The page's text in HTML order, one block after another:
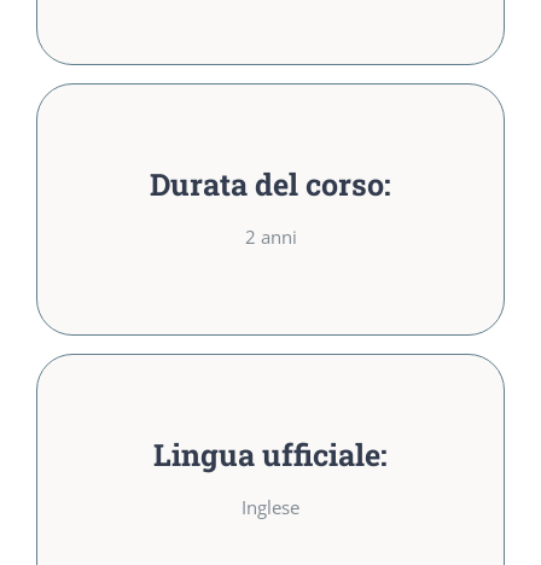
Durata del corso:
2 anni
2 anni
Lingua ufficiale:
Inglese
Inglese